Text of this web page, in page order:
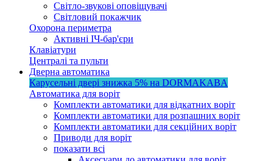
Світло-звукові оповіщувачі
Світловий покажчик
Охорона периметра
Активні ІЧ-бар'єри
Клавіатури
Централі та пульти
Дверна автоматика
Карусельні двері знижка 5% на DORMAKABA
Автоматика для воріт
Комплекти автоматики для відкатних воріт
Комплекти автоматики для розпашних воріт
Комплекти автоматики для секційних воріт
Приводи для воріт
показати всі